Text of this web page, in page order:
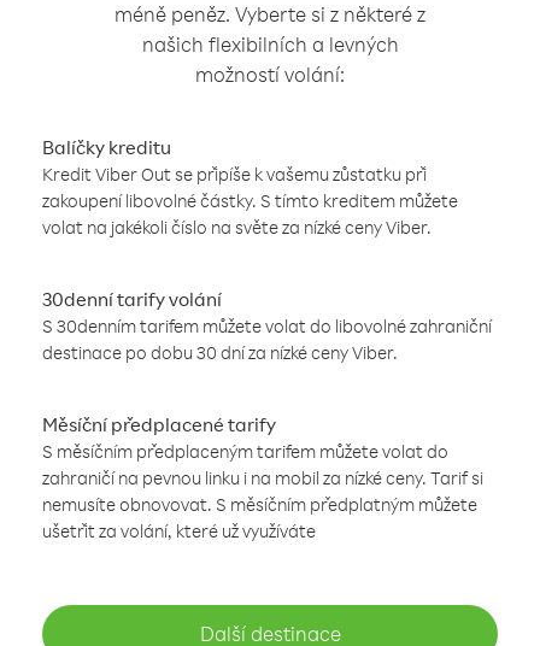
méně peněz. Vyberte si z některé z
našich flexibilních a levných
možností volání:
Balíčky kreditu
Kredit Viber Out se připíše k vašemu zůstatku při
zakoupení libovolné částky. S tímto kreditem můžete
volat na jakékoli číslo na světe za nízké ceny Viber.
30denní tarify volání
S 30denním tarifem můžete volat do libovolné zahraniční
destinace po dobu 30 dní za nízké ceny Viber.
Měsíční předplacené tarify
S měsíčním předplaceným tarifem můžete volat do
zahraničí na pevnou linku i na mobil za nízké ceny. Tarif si
nemusíte obnovovat. S měsíčním předplatným můžete
ušetřit za volání, které už využíváte
Další destinace